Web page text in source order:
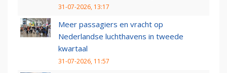
31-07-2026, 13:17
Meer passagiers en vracht op
Nederlandse luchthavens in tweede
kwartaal
31-07-2026, 11:57